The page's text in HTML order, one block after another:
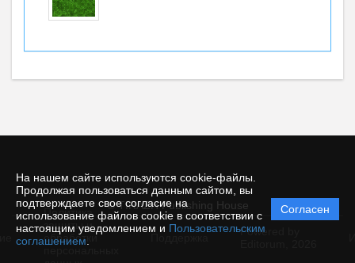
На нашем сайте используются cookie-файлы.
Продолжая пользоваться данным сайтом, вы
подтверждаете свое согласие на
использование файлов cookie в соответствии с
настоящим уведомлением и Пользовательским
соглашением
Согласен
© TIRAZH Publishing House
Политика
защиты и
обработки
Powered by